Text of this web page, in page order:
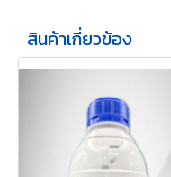
สินค้าเกี่ยวข้อง